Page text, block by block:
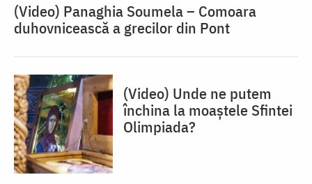
(Video) Panaghia Soumela – Comoara
duhovnicească a grecilor din Pont
(Video) Unde ne putem
închina la moaștele Sfintei
Olimpiada?